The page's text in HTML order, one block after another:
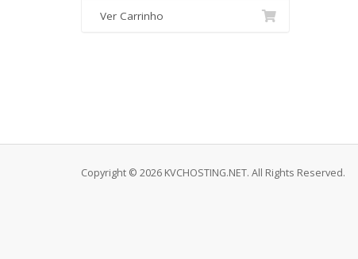
Ver Carrinho
Copyright © 2026 KVCHOSTING.NET. All Rights Reserved.